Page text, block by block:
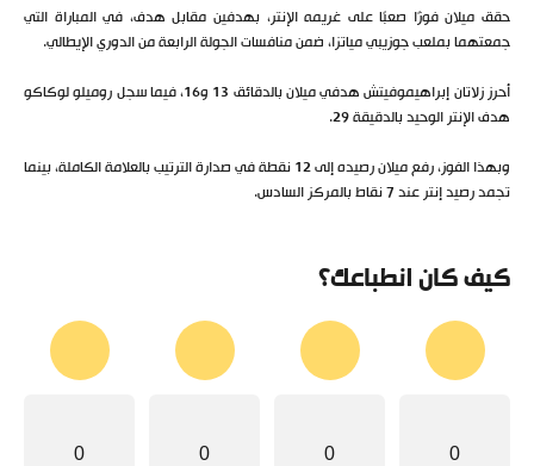
حقق ميلان فوزًا صعبًا على غريمه الإنتر، بهدفين مقابل هدف، في المباراة التي
جمعتهما بملعب جوزيبي مياتزا، ضمن منافسات الجولة الرابعة من الدوري الإيطالي.
أحرز زلاتان إبراهيموفيتش هدفي ميلان بالدقائق 13 و16، فيما سجل روميلو لوكاكو
هدف الإنتر الوحيد بالدقيقة 29.
وبهذا الفوز، رفع ميلان رصيده إلى 12 نقطة في صدارة الترتيب بالعلامة الكاملة، بينما
تجمد رصيد إنتر عند 7 نقاط بالمركز السادس.
كيف كان انطباعك؟
0
0
0
0